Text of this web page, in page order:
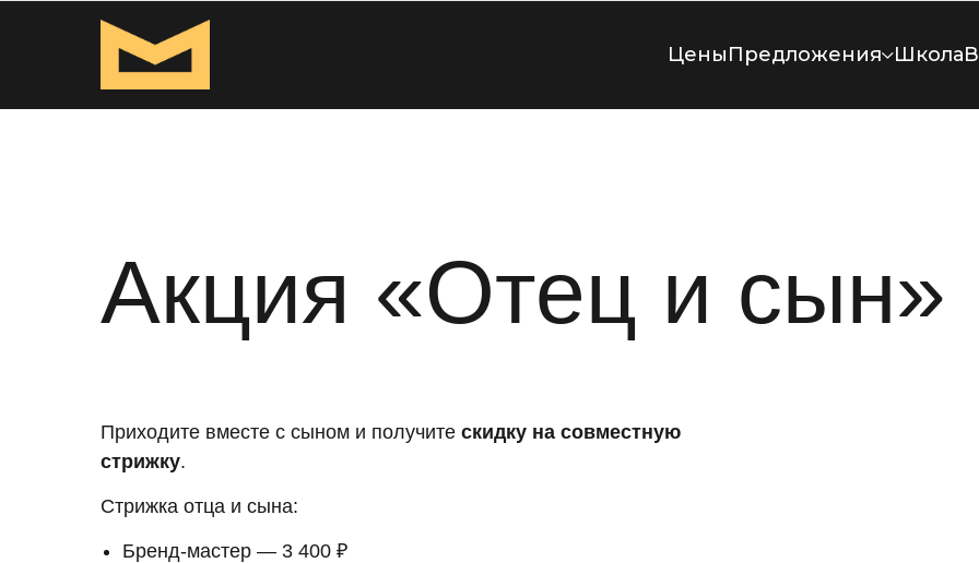
ЦеныПредложения Школа
Акция «Отец и сын»
Приходите вместе с сыном и получите скидку на совместную
стрижку.
Стрижка отца и сына:
Бренд-мастер — 3 400 ₽